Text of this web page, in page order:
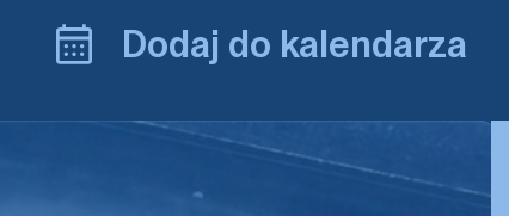
Dodaj do kalendarza